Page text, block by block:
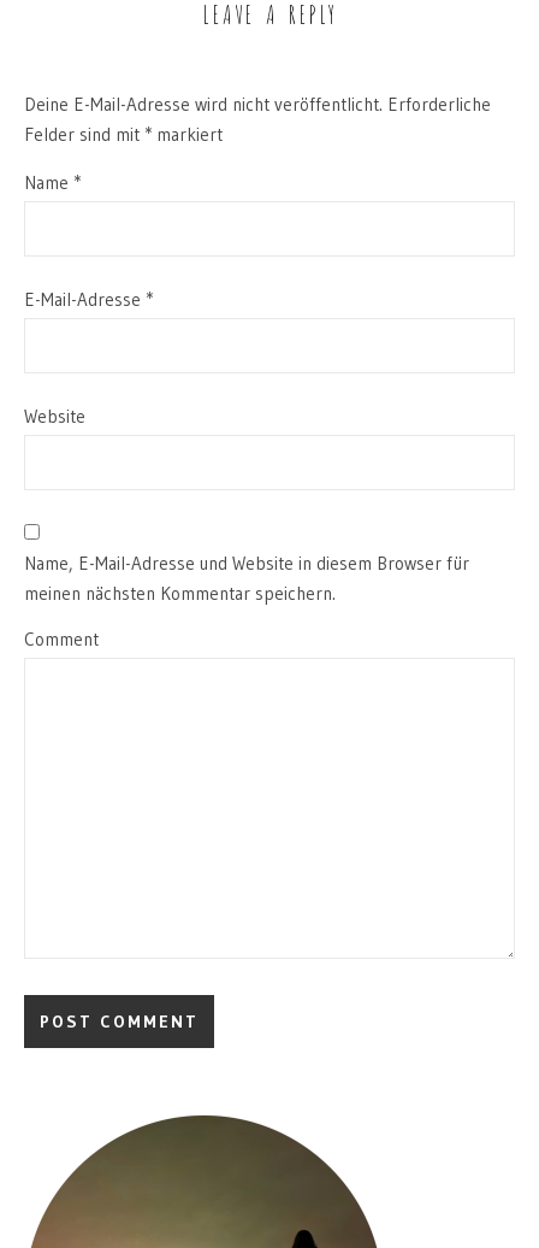
LEAVE A REPLY
Deine E-Mail-Adresse wird nicht veröffentlicht. Erforderliche
Felder sind mit * markiert
Name *
E-Mail-Adresse *
Website
Name, E-Mail-Adresse und Website in diesem Browser für
meinen nächsten Kommentar speichern.
Comment